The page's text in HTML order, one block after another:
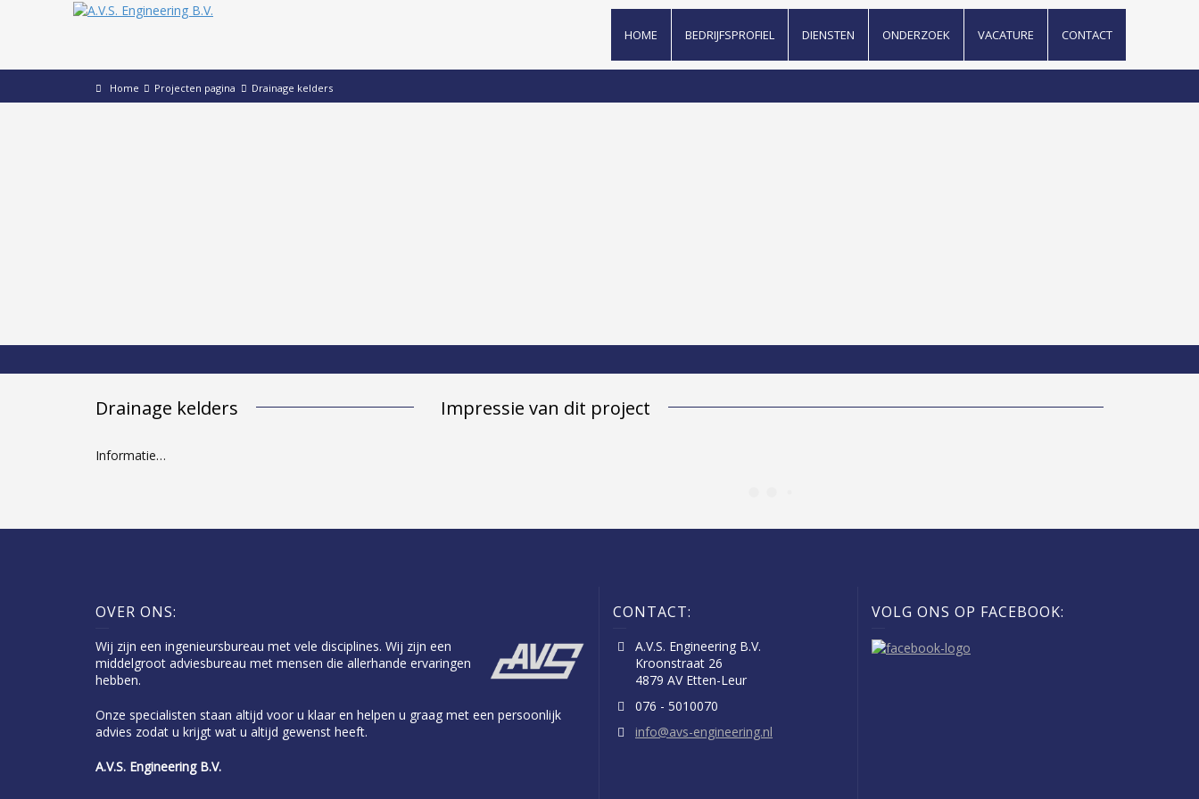
HOME BEDRIJFSPROFIEL DIENSTEN ONDERZOEK VACATURE CONTACT
Home Projecten pagina Drainage kelders
Drainage kelders
Informatie…
Impressie van dit project
OVER ONS:
Wij zijn een ingenieursbureau met vele disciplines. Wij zijn een
middelgroot adviesbureau met mensen die allerhande ervaringen
hebben.
Onze specialisten staan altijd voor u klaar en helpen u graag met een persoonlijk
advies zodat u krijgt wat u altijd gewenst heeft.
A.V.S. Engineering B.V.
CONTACT:
A.V.S. Engineering B.V.
Kroonstraat 26
4879 AV Etten-Leur
076 - 5010070
info@avs-engineering.nl
VOLG ONS OP FACEBOOK: